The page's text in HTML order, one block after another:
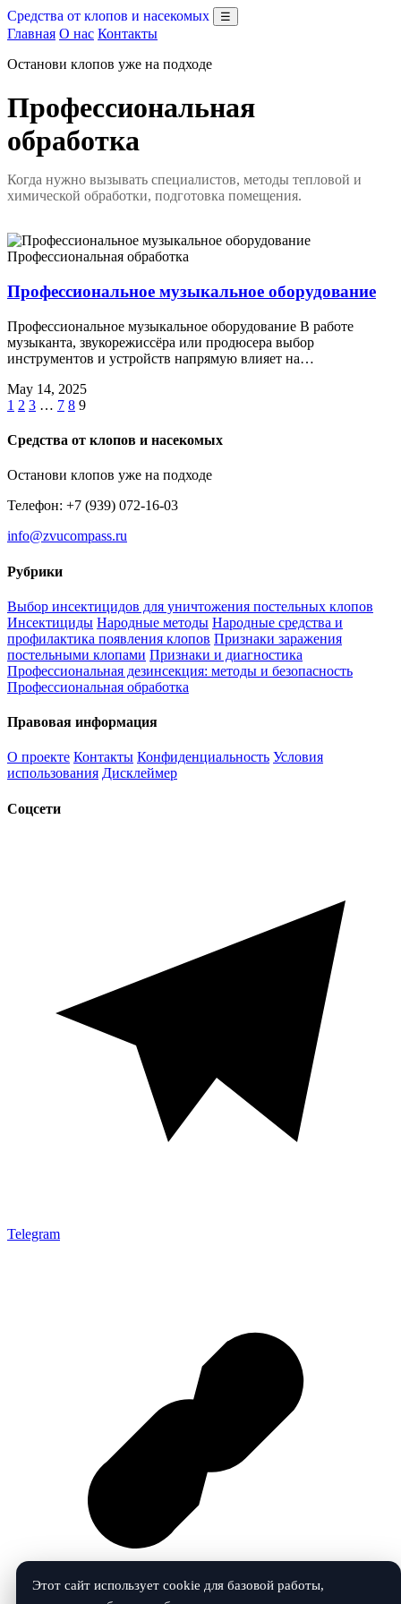
Средства от клопов и насекомых ☰
Главная О нас Контакты
Останови клопов уже на подходе
Профессиональная
обработка
Когда нужно вызывать специалистов, методы тепловой и
химической обработки, подготовка помещения.
Профессиональная обработка
Профессиональное музыкальное оборудование
Профессиональное музыкальное оборудование В работе
музыканта, звукорежиссёра или продюсера выбор
инструментов и устройств напрямую влияет на…
May 14, 2025
1 2 3 … 7 8 9
Средства от клопов и насекомых
Останови клопов уже на подходе
Телефон: +7 (939) 072-16-03
info@zvucompass.ru
Рубрики
Выбор инсектицидов для уничтожения постельных клопов
Инсектициды Народные методы Народные средства и
профилактика появления клопов Признаки заражения
постельными клопами Признаки и диагностика
Профессиональная дезинсекция: методы и безопасность
Профессиональная обработка
Правовая информация
О проекте Контакты Конфиденциальность Условия
использования Дисклеймер
Соцсети
Telegram
Этот сайт использует cookie для базовой работы,